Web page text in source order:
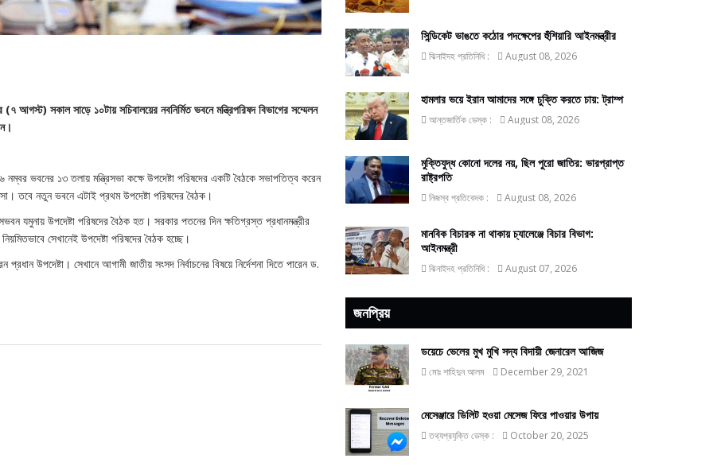
আগস্ট) সকাল সাড়ে ১০টায় সচিবালয়ের নবনির্মিত ভবনে মন্ত্রিপরিষদ বিভাগের সম্মেলন
ভবনের ১৩ তলায় মন্ত্রিসভা কক্ষে উপদেষ্টা পরিষদের একটি বৈঠকে সভাপতিত্ব করেন
তবে নতুন ভবনে এটাই প্রথম উপদেষ্টা পরিষদের বৈঠক।
যমুনায় উপদেষ্টা পরিষদের বৈঠক হত। সরকার পতনের দিন ক্ষতিগ্রস্ত প্রধানমন্ত্রীর
সেখানেই উপদেষ্টা পরিষদের বৈঠক হচ্ছে।
প্রধান উপদেষ্টা। সেখানে আগামী জাতীয় সংসদ নির্বাচনের বিষয়ে নির্দেশনা দিতে পারেন ড.
সিন্ডিকেট ভাঙতে কঠোর পদক্ষেপের হুঁশিয়ারি আইনমন্ত্রীর
ঝিনাইদহ প্রতিনিধি : August 08, 2026
হামলার ভয়ে ইরান আমাদের সঙ্গে চুক্তি করতে চায়: ট্রাম্প
আন্তজার্তিক ডেস্ক : August 08, 2026
মুক্তিযুদ্ধ কোনো দলের নয়, ছিল পুরো জাতির: ভারপ্রাপ্ত
রাষ্ট্রপতি
নিজস্ব প্রতিবেদক : August 08, 2026
মানবিক বিচারক না থাকায় চ্যালেঞ্জে বিচার বিভাগ:
আইনমন্ত্রী
ঝিনাইদহ প্রতিনিধি : August 07, 2026
জনপ্রিয়
ডয়েচে ভেলের মুখ মুখি সদ্য বিদায়ী জেনারেল আজিজ
মোঃ শাহিদুন আলম December 29, 2021
মেসেঞ্জারে ডিলিট হওয়া মেসেজ ফিরে পাওয়ার উপায়
তথ্যপ্রযুক্তি ডেস্ক : October 20, 2025